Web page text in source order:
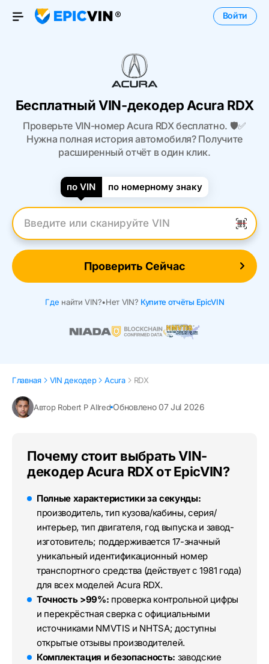
Open Menu
Войти
Бесплатный VIN-декодер Acura RDX
Проверьте VIN-номер Acura RDX бесплатно. 🛡️✅
Нужна полная история автомобиля? Получите
расширенный отчёт в один клик.
по VIN по номерному знаку
Введите VIN
Проверить Сейчас
Где найти VIN?•Нет VIN? Купите отчёты EpicVIN
Главная VIN декодер Acura RDX
Автор Robert P Allred Обновлено 07 Jul 2026
Почему стоит выбрать VIN-
декодер Acura RDX от EpicVIN?
Полные характеристики за секунды:
производитель, тип кузова/кабины, серия/
интерьер, тип двигателя, год выпуска и завод-
изготовитель; поддерживается 17-значный
уникальный идентификационный номер
транспортного средства (действует с 1981 года)
для всех моделей Acura RDX.
Точность >99%: проверка контрольной цифры
и перекрёстная сверка с официальными
источниками NMVTIS и NHTSA; доступны
открытые отзывы производителей.
Комплектация и безопасность: заводские